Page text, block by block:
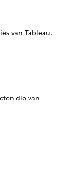
van Tableau.
die van